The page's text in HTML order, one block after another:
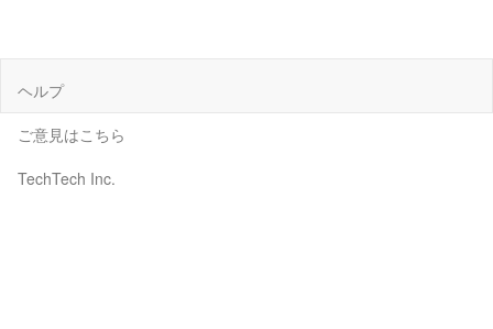
ヘルプ
ご意見はこちら
TechTech Inc.